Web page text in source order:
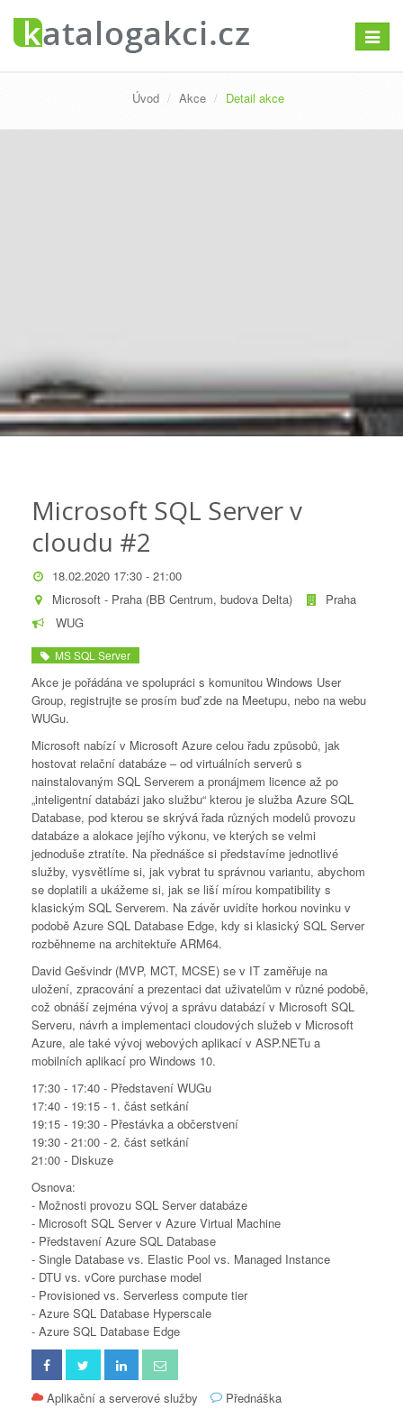
Úvod Akce Detail akce
Microsoft SQL Server v
cloudu #2
18.02.2020 17:30 - 21:00
Microsoft - Praha (BB Centrum, budova Delta)
Praha
WUG
MS SQL Server
Akce je pořádána ve spolupráci s komunitou Windows User
Group, registrujte se prosím buď zde na Meetupu, nebo na webu
WUGu.
Microsoft nabízí v Microsoft Azure celou řadu způsobů, jak
hostovat relační databáze – od virtuálních serverů s
nainstalovaným SQL Serverem a pronájmem licence až po
„inteligentní databázi jako službu“ kterou je služba Azure SQL
Database, pod kterou se skrývá řada různých modelů provozu
databáze a alokace jejího výkonu, ve kterých se velmi
jednoduše ztratíte. Na přednášce si představíme jednotlivé
služby, vysvětlíme si, jak vybrat tu správnou variantu, abychom
se doplatili a ukážeme si, jak se liší mírou kompatibility s
klasickým SQL Serverem. Na závěr uvidíte horkou novinku v
podobě Azure SQL Database Edge, kdy si klasický SQL Server
rozběhneme na architektuře ARM64.
David Gešvindr (MVP, MCT, MCSE) se v IT zaměřuje na
uložení, zpracování a prezentaci dat uživatelům v různé podobě,
což obnáší zejména vývoj a správu databází v Microsoft SQL
Serveru, návrh a implementaci cloudových služeb v Microsoft
Azure, ale také vývoj webových aplikací v ASP.NETu a
mobilních aplikací pro Windows 10.
17:30 - 17:40 - Představení WUGu
17:40 - 19:15 - 1. část setkání
19:15 - 19:30 - Přestávka a občerstvení
19:30 - 21:00 - 2. část setkání
21:00 - Diskuze
Osnova:
- Možnosti provozu SQL Server databáze
- Microsoft SQL Server v Azure Virtual Machine
- Představení Azure SQL Database
- Single Database vs. Elastic Pool vs. Managed Instance
- DTU vs. vCore purchase model
- Provisioned vs. Serverless compute tier
- Azure SQL Database Hyperscale
- Azure SQL Database Edge
Aplikační a serverové služby Přednáška